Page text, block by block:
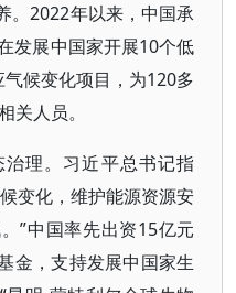
。2022年以来，中国承
发展中国家开展10个低
候变化项目，为120多
关人员。
理。习近平总书记指
变化，维护能源资源安
”中国率先出资15亿元
金，支持发展中国家生